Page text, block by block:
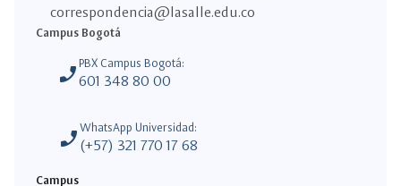
correspondencia@lasalle.edu.co
Campus Bogotá
phone_enabled PBX Campus Bogotá:
601 348 80 00
phone_enabled WhatsApp Universidad:
(+57) 321 770 17 68
Campus